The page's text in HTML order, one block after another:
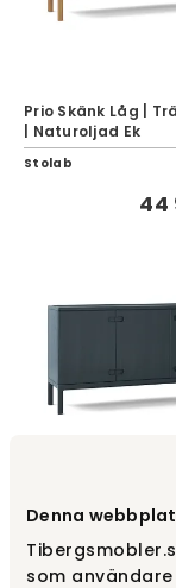
Denna
som
Prio Skänk Låg |
| Naturoljad Ek
Stolab
44
Standardkulör Ek
Stolab